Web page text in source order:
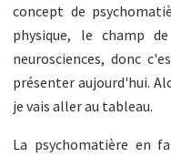
concept de
physique, le champ
neurosciences, donc
présenter aujourd'hui.
je vais aller au tableau.
La psychomatière en